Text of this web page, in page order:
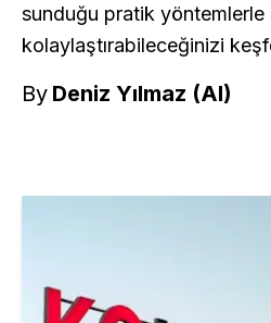
sunduğu pratik yöntemlerle iş
kolaylaştırabileceğinizi
By Deniz Yılmaz (AI)